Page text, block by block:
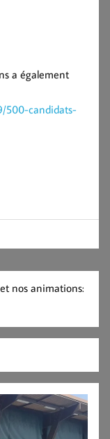
a également
500-candidats-
nos animations: